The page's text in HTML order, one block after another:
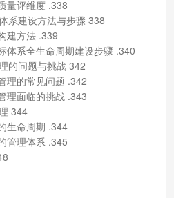
量评维度 .338
系建设方法与步骤 338
建方法 .339
系全生命周期建设步骤 .340
的问题与挑战 342
的常见问题 .342
面临的挑战 .343
344
生命周期 .344
管理体系 .345